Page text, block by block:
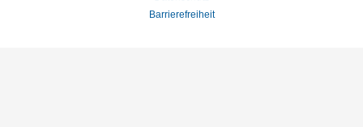
Barrierefreiheit